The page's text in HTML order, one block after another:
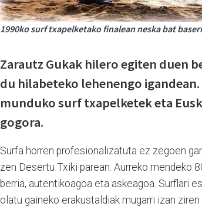
1990ko surf txapelketako finalean neska bat
Zarautz Gukak hilero egiten duen
du hilabeteko lehenengo
munduko surf txapelketek eta
gogora.
Surfa horren profesionalizatuta ez zegoen
zen Desertu Txiki parean. Aurreko mendeko
berria, autentikoagoa eta askeagoa. Surflari
olatu gaineko erakustaldiak mugarri izan